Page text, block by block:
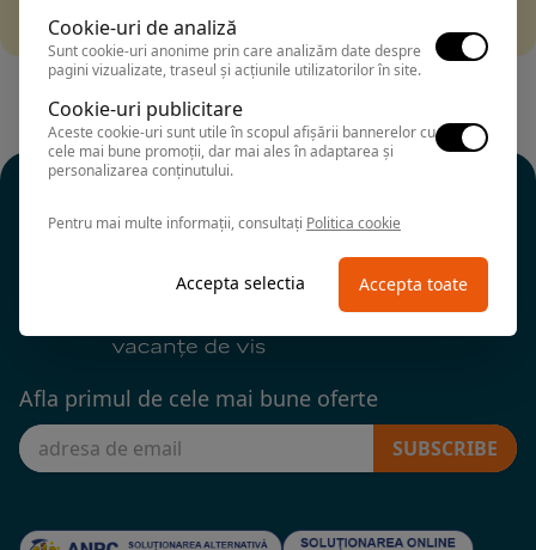
alte fitre.
Afla primul de cele mai bune oferte
SUBSCRIBE
Cookie-uri de analiză
Sunt cookie-uri anonime prin care analizăm date despre
pagini vizualizate, traseul și acțiunile utilizatorilor în site.
Cookie-uri publicitare
Aceste cookie-uri sunt utile în scopul afișării bannerelor cu
cele mai bune promoții, dar mai ales în adaptarea și
personalizarea conținutului.
Pentru mai multe informații, consultați Politica cookie
Accepta selectia Accepta toate